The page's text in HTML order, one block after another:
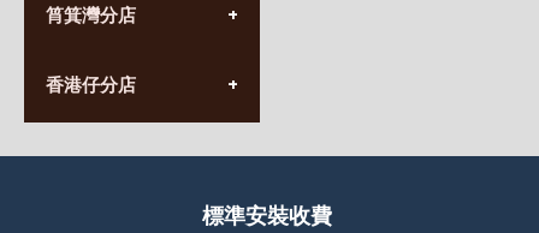
九龍太子太子道西141號
營業時間:
香港堅尼地城卑路乍街
(堅尼地城地鐵站B出口)
筲箕灣分店
營業時間:
(10:00am-20:30pm)
香港仔分店
營業時間:
香港香港仔成都道20-28號標準安裝收費